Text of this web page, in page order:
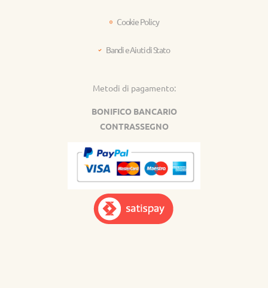
Cookie Policy
Bandi e Aiuti di Stato
Metodi di pagamento:
BONIFICO BANCARIO
CONTRASSEGNO